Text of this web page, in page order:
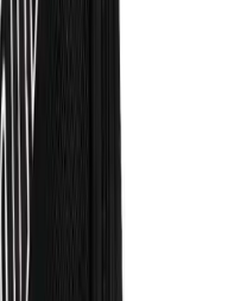
Olarak
moda dünyasında
kişiselleştirme ve özgüven